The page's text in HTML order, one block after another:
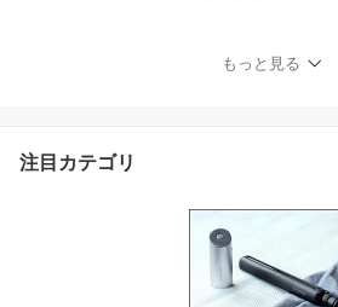
WAY アタッチメント ま
とまり ツヤ ブロー 寝癖
もっと見る
注目カテゴリ